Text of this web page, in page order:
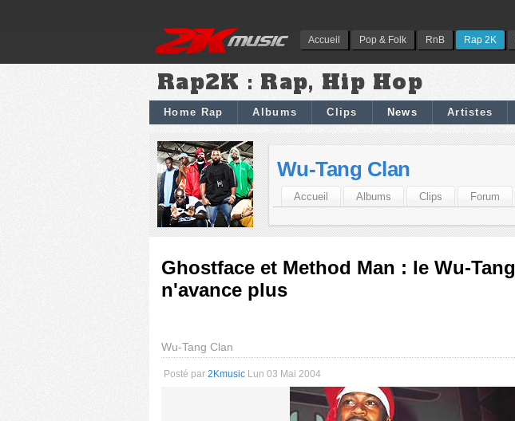
Accueil Pop & Folk RnB Rap 2K
Rap2K : Rap, Hip Hop
Home Rap Albums Clips News Artistes
Wu-Tang Clan
Accueil Albums Clips Forum
Ghostface et Method Man : le Wu-Tang
n'avance plus
Wu-Tang Clan
Posté par 2Kmusic Lun 03 Mai 2004